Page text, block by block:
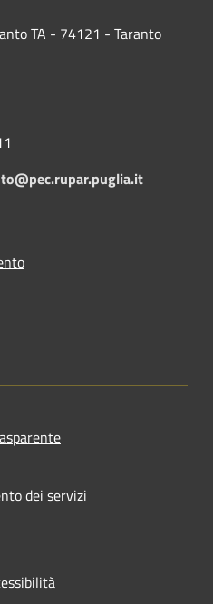
TA - 74121 - Taranto
dei servizi